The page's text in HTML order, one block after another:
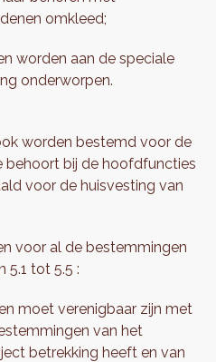
omkleed;
worden aan de speciale
onderworpen.
worden bestemd voor de
behoort bij de hoofdfuncties
voor de huisvesting van
voor al de bestemmingen
5.1 tot 5.5 :
moet verenigbaar zijn met
van het
betrekking heeft en van